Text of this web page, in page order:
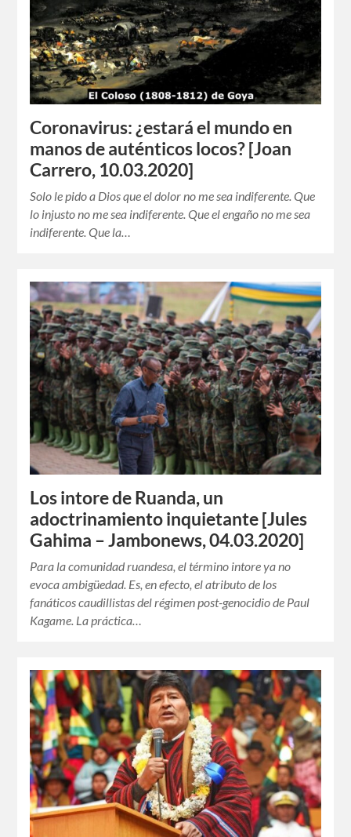
Coronavirus: ¿estará el mundo en
manos de auténticos locos? [Joan
Carrero, 10.03.2020]
Solo le pido a Dios que el dolor no me sea indiferente. Que
lo injusto no me sea indiferente. Que el engaño no me sea
indiferente. Que la…
Los intore de Ruanda, un
adoctrinamiento inquietante [Jules
Gahima – Jambonews, 04.03.2020]
Para la comunidad ruandesa, el término intore ya no
evoca ambigüedad. Es, en efecto, el atributo de los
fanáticos caudillistas del régimen post-genocidio de Paul
Kagame. La práctica…